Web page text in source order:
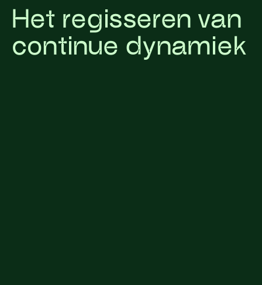
Het regisseren van
continue dynamiek